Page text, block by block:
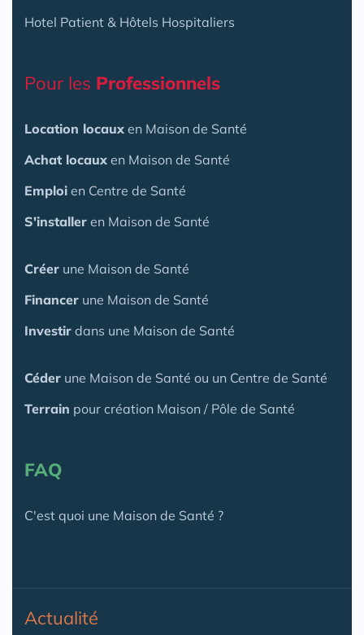
Hotel Patient & Hôtels Hospitaliers
Pour les Professionnels
Location locaux en Maison de Santé
Achat locaux en Maison de Santé
Emploi en Centre de Santé
S'installer en Maison de Santé
Créer une Maison de Santé
Financer une Maison de Santé
Investir dans une Maison de Santé
Céder une Maison de Santé ou un Centre de Santé
Terrain pour création Maison / Pôle de Santé
FAQ
C'est quoi une Maison de Santé ?
Actualité